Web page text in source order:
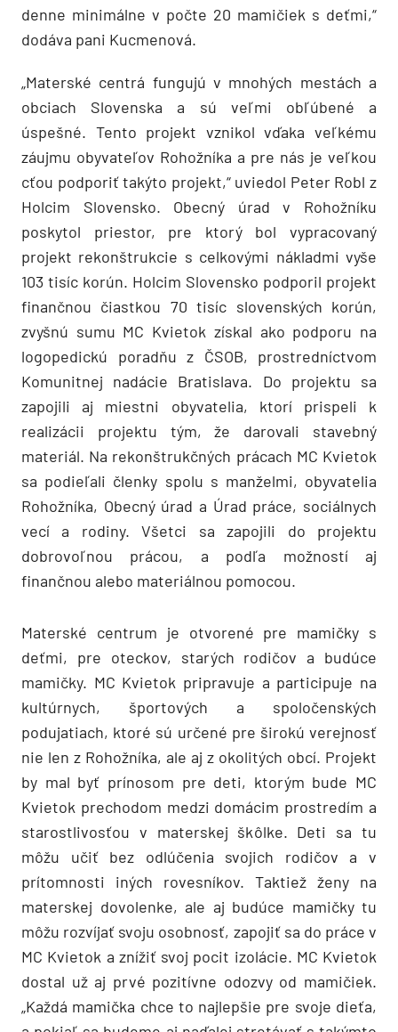
denne minimálne v počte 20 mamičiek s deťmi,“
dodáva pani Kucmenová.
„Materské centrá fungujú v mnohých mestách a
obciach Slovenska a sú veľmi obľúbené a
úspešné. Tento projekt vznikol vďaka veľkému
záujmu obyvateľov Rohožníka a pre nás je veľkou
cťou podporiť takýto projekt,“ uviedol Peter Robl z
Holcim Slovensko. Obecný úrad v Rohožníku
poskytol priestor, pre ktorý bol vypracovaný
projekt rekonštrukcie s celkovými nákladmi vyše
103 tisíc korún. Holcim Slovensko podporil projekt
finančnou čiastkou 70 tisíc slovenských korún,
zvyšnú sumu MC Kvietok získal ako podporu na
logopedickú poradňu z ČSOB, prostredníctvom
Komunitnej nadácie Bratislava. Do projektu sa
zapojili aj miestni obyvatelia, ktorí prispeli k
realizácii projektu tým, že darovali stavebný
materiál. Na rekonštrukčných prácach MC Kvietok
sa podieľali členky spolu s manželmi, obyvatelia
Rohožníka, Obecný úrad a Úrad práce, sociálnych
vecí a rodiny. Všetci sa zapojili do projektu
dobrovoľnou prácou, a podľa možností aj
finančnou alebo materiálnou pomocou.
Materské centrum je otvorené pre mamičky s
deťmi, pre oteckov, starých rodičov a budúce
mamičky. MC Kvietok pripravuje a participuje na
kultúrnych, športových a spoločenských
podujatiach, ktoré sú určené pre širokú verejnosť
nie len z Rohožníka, ale aj z okolitých obcí. Projekt
by mal byť prínosom pre deti, ktorým bude MC
Kvietok prechodom medzi domácim prostredím a
starostlivosťou v materskej škôlke. Deti sa tu
môžu učiť bez odlúčenia svojich rodičov a v
prítomnosti iných rovesníkov. Taktiež ženy na
materskej dovolenke, ale aj budúce mamičky tu
môžu rozvíjať svoju osobnosť, zapojiť sa do práce v
MC Kvietok a znížiť svoj pocit izolácie. MC Kvietok
dostal už aj prvé pozitívne odozvy od mamičiek.
„Každá mamička chce to najlepšie pre svoje dieťa,